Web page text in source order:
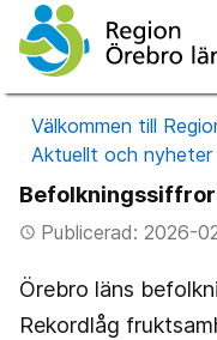
Välkommen till
Aktuellt och nyheter
access_timePublicerad: 2026-
Örebro läns
Rekordlåg